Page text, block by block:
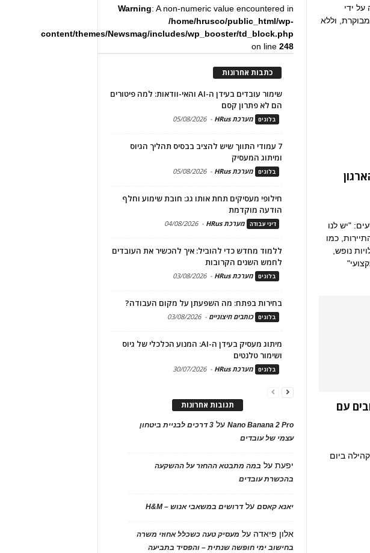
ידי
וללא
"יש לנו
כמו
נופש,
עם
ביום
Warning: A non-numeric value encountered in
/home/hrusco/public_html/wp-
content/themes/Newsmag/includes/wp_booster/td_block.php
on line248
כתבות אחרונות
שימור עובדים בעידן ה-AI והאי-וודאות: למה פיטורים
הם לא פתרון קסם
בלוגים מערכת HRus -
05/08/2026
7 עמודי התווך שיש להציב בבסיס תהליך הגיוס
ומיתוג המעסיק
בלוגים מערכת HRus -
05/08/2026
חילופי מעסיקים תחת אותו גג: חובת שימוע וחלף
הודעה מוקדמת
דיני עבודה מערכת HRus -
04/08/2026
ללמוד מחדש כדי להוביל: איך להכשיר את העובדים
לחמש השנים הקרובות
בלוגים מערכת HRus -
03/08/2026
בחירות בפתח: מה השפעתן על מקום העבודה?
בלוגים כותבים חיצוניים -
03/08/2026
מיתוג מעסיק בעידן ה-AI: המנוע הכלכלי של גיוס
ושימור טלנטים
בלוגים מערכת HRus -
30/07/2026
תגובות אחרונות
Nano Banana 2 Proעל
3 דרכים לבניית ביטחון
עצמי של עובדים
יפעתעל במה מתבטא ההחזר על ההשקעה
בהכשרת עובדים
יאנא קאסםעלדרושים במשאבי אנוש – H&M
אלון פיאדה על מעסיק טעה כשכלל אחוזי משרה
בחישוב ימי חופשה שנתית – והפסיד בתביעה